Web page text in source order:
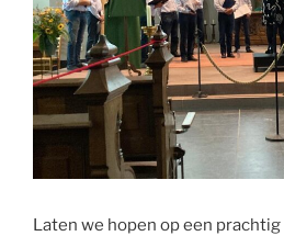
Laten we hopen op een